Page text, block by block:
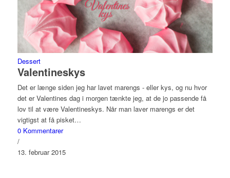
Dessert
Valentineskys
Det er længe siden jeg har lavet marengs - eller kys, og nu hvor
det er Valentines dag i morgen tænkte jeg, at de jo passende få
lov til at være Valentineskys. Når man laver marengs er det
vigtigst at få pisket…
0 Kommentarer
/
13. februar 2015